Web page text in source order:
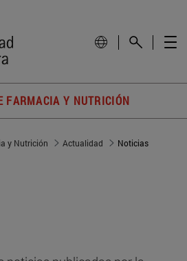
FARMACIA Y NUTRICIÓN
y Nutrición Actualidad Noticias